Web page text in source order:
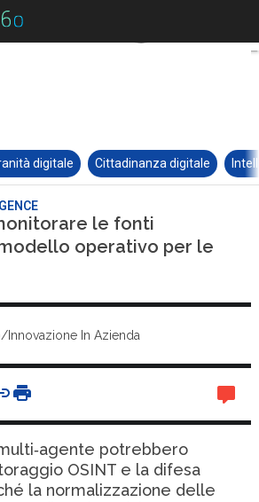
digitale Cittadinanza digitale
le fonti
operativo per le
Innovazione In Azienda
potrebbero
OSINT e la difesa
la normalizzazione delle